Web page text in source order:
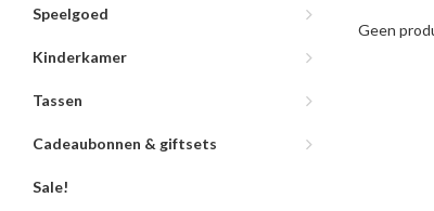
Speelgoed
Kinderkamer
Tassen
Cadeaubonnen & giftsets
Sale!
Geen